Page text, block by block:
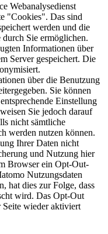
Webanalysedienst
"Cookies". Das sind
werden und die
Sie ermöglichen.
Informationen über
Server gespeichert. Die
über die Benutzung
Sie können
Einstellung
Sie jedoch darauf
nicht sämtliche
werden nutzen können.
Ihrer Daten nicht
und Nutzung hier
Browser ein Opt-Out-
Nutzungsdaten
hat dies zur Folge, dass
wird. Das Opt-Out
Seite wieder aktiviert